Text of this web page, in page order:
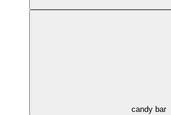
candy bar